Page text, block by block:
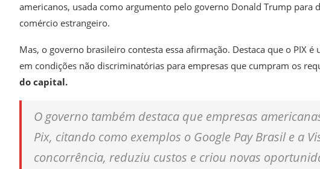
americanos, usada como argumento pelo governo Donald Trump
comércio estrangeiro.
Mas, o governo brasileiro contesta essa afirmação. Destaca que o PIX
em condições não discriminatórias para empresas que cumpram os
do capital.
O governo também destaca que empresas
Pix, citando como exemplos o Google Pay Brasil e a
concorrência, reduziu custos e criou novas